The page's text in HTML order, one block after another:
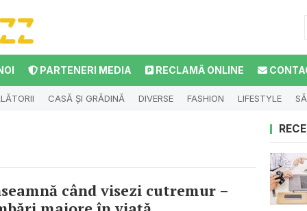
PARTENERI MEDIA RECLAMĂ ONLINE
CASĂ ȘI GRĂDINĂ DIVERSE FASHION LIFESTYLE
când visezi cutremur –